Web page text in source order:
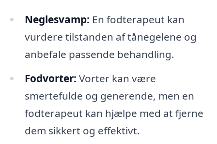
Neglesvamp: En fodterapeut kan
vurdere tilstanden af tånegelene og
anbefale passende behandling.
Fodvorter: Vorter kan være
smertefulde og generende, men en
fodterapeut kan hjælpe med at fjerne
dem sikkert og effektivt.